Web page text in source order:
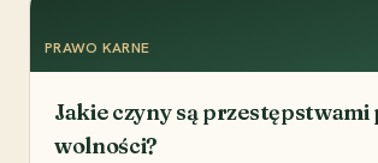
PRAWO KARNE
Jakie czyny są
wolności?